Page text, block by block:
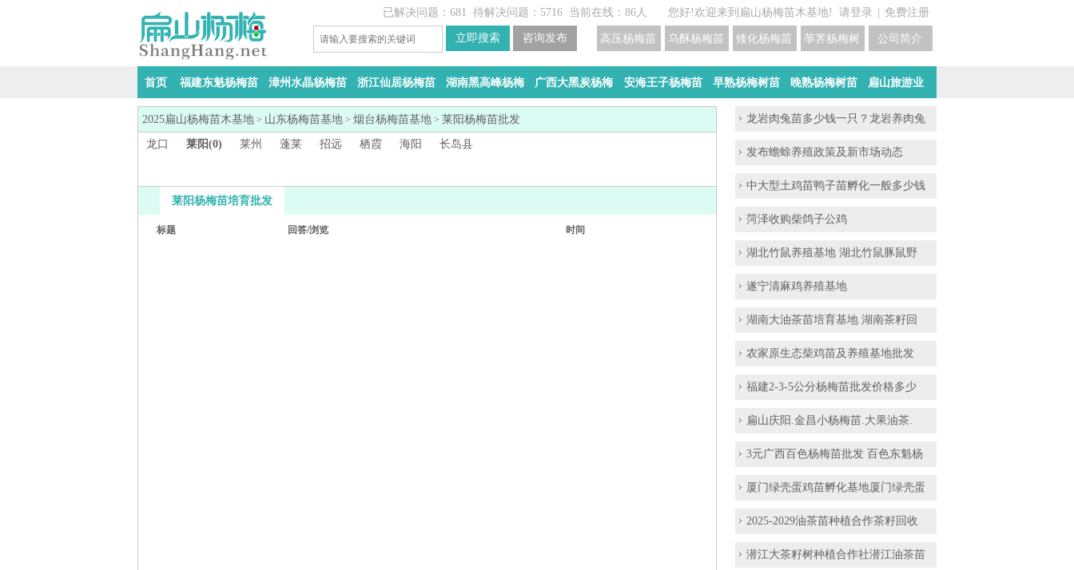
您好!欢迎来到扁山杨梅苗木基地! 请登录 免费注册
已解决问题：681 待解决问题：5716 当前在线：86人
公司简介
荸荠杨梅树苗培育
矮化杨梅苗价格
乌酥杨梅苗培育基地
高压杨梅苗
首页 福建东魁杨梅苗 漳州水晶杨梅苗 浙江仙居杨梅苗 湖南黑高峰杨梅 广西大黑炭杨梅 安海王子杨梅苗 早熟杨梅树苗 晚熟杨梅树苗 扁山旅游业
2025扁山杨梅苗木基地 > 山东杨梅苗基地 > 烟台杨梅苗基地 > 莱阳杨梅苗批发
龙口 莱阳(0) 莱州 蓬莱 招远 栖霞 海阳 长岛县
莱阳杨梅苗培育批发
标题 回答/浏览 时间
龙岩肉兔苗多少钱一只？龙岩养肉兔
发布蟾蜍养殖政策及新市场动态
中大型土鸡苗鸭子苗孵化一般多少钱
菏泽收购柴鸽子公鸡
湖北竹鼠养殖基地 湖北竹鼠豚鼠野
遂宁清麻鸡养殖基地
湖南大油茶苗培育基地 湖南茶籽回
农家原生态柴鸡苗及养殖基地批发
福建2-3-5公分杨梅苗批发价格多少
扁山庆阳.金昌小杨梅苗.大果油茶.
3元广西百色杨梅苗批发 百色东魁杨
厦门绿壳蛋鸡苗孵化基地厦门绿壳蛋
2025-2029油茶苗种植合作茶籽回收
潜江大茶籽树种植合作社潜江油茶苗